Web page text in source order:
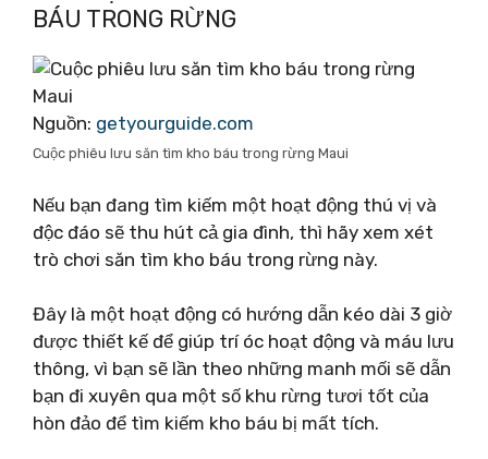
BÁU TRONG RỪNG
Nguồn: getyourguide.com
Cuộc phiêu lưu săn tìm kho báu trong rừng Maui
Nếu bạn đang tìm kiếm một hoạt động thú vị và
độc đáo sẽ thu hút cả gia đình, thì hãy xem xét
trò chơi săn tìm kho báu trong rừng này.
Đây là một hoạt động có hướng dẫn kéo dài 3 giờ
được thiết kế để giúp trí óc hoạt động và máu lưu
thông, vì bạn sẽ lần theo những manh mối sẽ dẫn
bạn đi xuyên qua một số khu rừng tươi tốt của
hòn đảo để tìm kiếm kho báu bị mất tích.